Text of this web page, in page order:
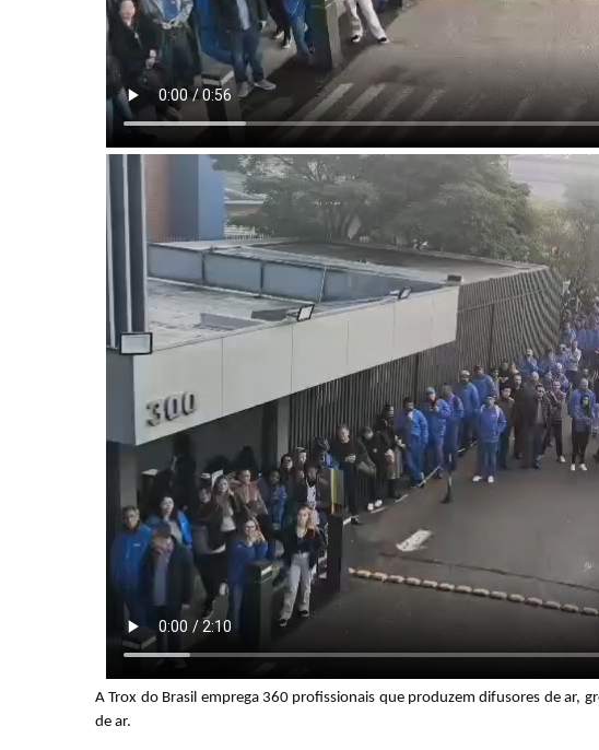
A Trox do Brasil emprega 360 profissionais que produzem difusores de ar,
de ar.